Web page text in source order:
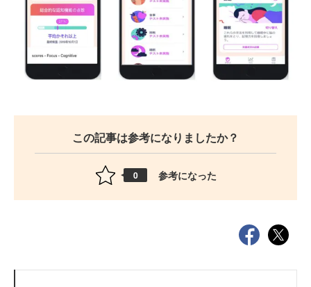
この記事は参考になりましたか？
0 参考になった